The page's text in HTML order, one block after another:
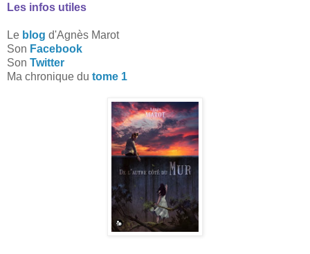
Les infos utiles
Le blog d'Agnès Marot
Son Facebook
Son Twitter
Ma chronique du tome 1